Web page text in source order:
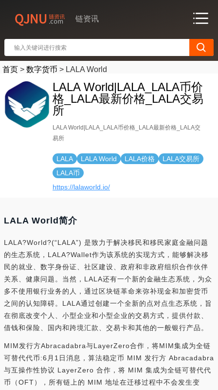
链资讯
首页 > 数字货币 > LALA World
LALA World|LALA_LALA币价
格_LALA最新价格_LALA交易
所
LALA World|LALA_LALA币价格_LALA最新价格_LALA交
易所
LALA LALA World LALA价格
LALA交易所
LALA币
https://lalaworld.io/
LALA World简介
LALA?World?(“LALA”) 是致力于解决移民和移民家庭金融问题
的生态系统，LALA?Wallet作为该系统的实现方式，能够解决移
民的就业、数字身份证、社区建设、政府和非政府组织合作伙伴
关系、健康问题。当然，LALA还有一个新的金融生态系统，为众
多不使用银行业务的人，通过区块链革命来弥补现金和加密货币
之间的认知障碍。LALA通过创建一个全新的点对点生态系统，旨
在彻底改变个人、小型企业和小型企业的交易方式，提供付款、
借钱和保险、国内和跨境汇款、交易卡和其他的一般银行产品。
MIM发行方Abracadabra与LayerZero合作，将MIM集成为全链
可替代代币:6月1日消息，算法稳定币 MIM 发行方 Abracadabra
与互操作性协议 LayerZero 合作，将 MIM 集成为全链可替代代
币（OFT），所有链上的 MIM 地址在迁移过程中不会发生变